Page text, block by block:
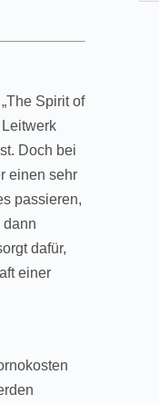
Spirit of
Doch bei
einen sehr
passieren,
dann
dafür,
einer